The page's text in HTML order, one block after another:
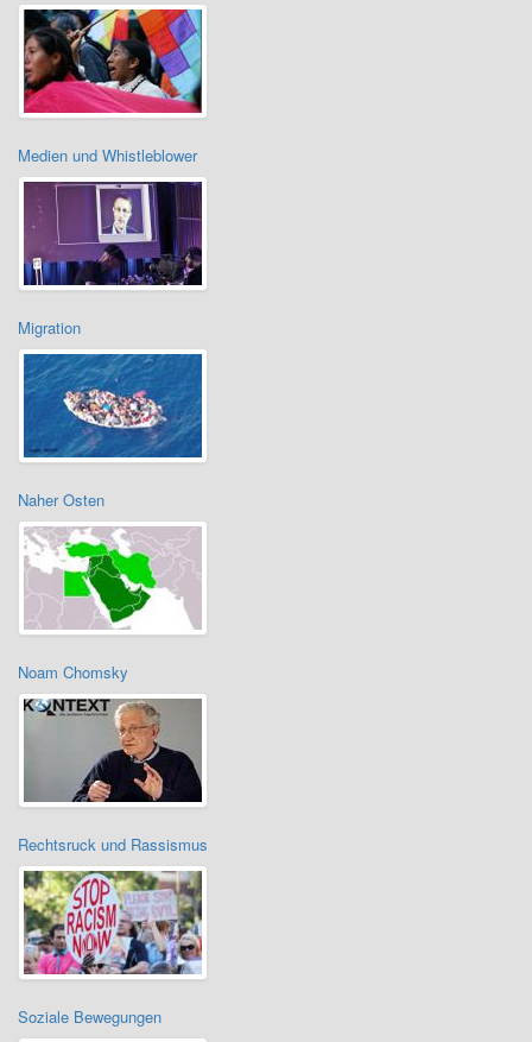
Medien und Whistleblower
Migration
Naher Osten
Noam Chomsky
Rechtsruck und Rassismus
Soziale Bewegungen